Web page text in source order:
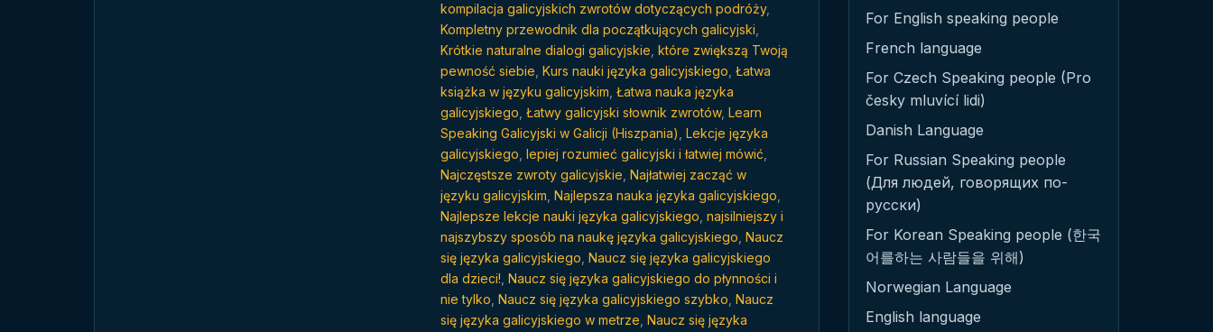
kompilacja galicyjskich zwrotów dotyczących podróży,
Kompletny przewodnik dla początkujących galicyjski
Krótkie naturalne dialogi galicyjskie które zwiększą Twoją
pewność siebie Kurs nauki języka galicyjskiego Łatwa
książka w języku galicyjskim Łatwa nauka języka
galicyjskiego Łatwy galicyjski słownik zwrotów, Learn
Speaking Galicyjski w Galicji (Hiszpania) Lekcje języka
galicyjskiego lepiej rozumieć galicyjski i łatwiej mówić
Najczęstsze zwroty galicyjskie Najłatwiej zacząć w
języku galicyjskim Najlepsza nauka języka galicyjskiego
Najlepsze lekcje nauki języka galicyjskiego najsilniejszy i
najszybszy sposób na naukę języka galicyjskiego Naucz
się języka galicyjskiego Naucz się języka galicyjskiego
dla dzieci! Naucz się języka galicyjskiego do płynności i
nie tylko Naucz się języka galicyjskiego szybko Naucz
się języka galicyjskiego w metrze Naucz się języka
For English speaking people
French language
For Czech Speaking people (Pro
česky mluvící lidi)
Danish Language
For Russian Speaking people
(Для людей, говорящих по-
русски)
For Korean Speaking people (한국
어를하는 사람들을 위해)
Norwegian Language
English language